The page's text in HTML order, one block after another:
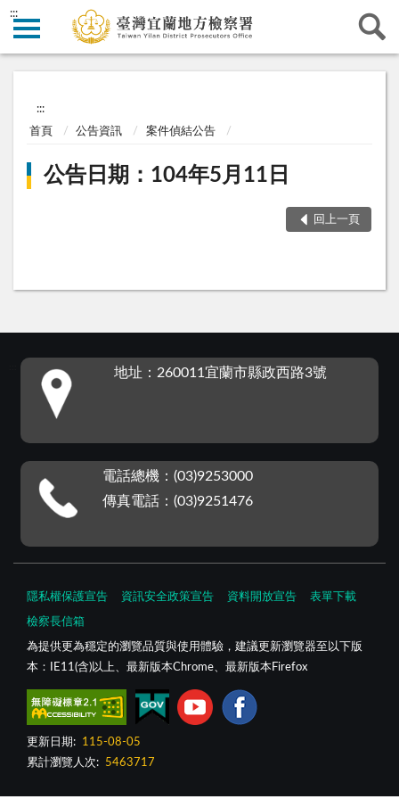
:::
:::
首頁 公告資訊 案件偵結公告
公告日期：104年5月11日
回上一頁
地址：260011宜蘭市縣政西路3號
電話總機：(03)9253000
傳真電話：(03)9251476
隱私權保護宣告 資訊安全政策宣告 資料開放宣告 表單下載
檢察長信箱
為提供更為穩定的瀏覽品質與使用體驗，建議更新瀏覽器至以下版
本：IE11(含)以上、最新版本Chrome、最新版本Firefox
更新日期:
115-08-05
累計瀏覽人次:
5463717